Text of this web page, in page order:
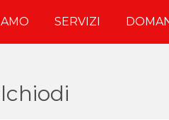
SERVIZI